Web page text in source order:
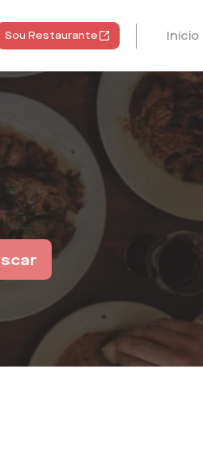
Sou Restaurante Início